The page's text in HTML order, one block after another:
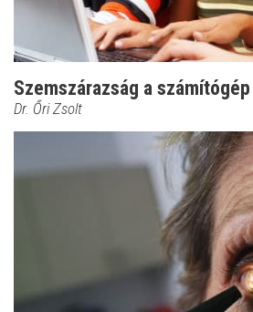
Szemszárazság a
Dr. Őri Zsolt